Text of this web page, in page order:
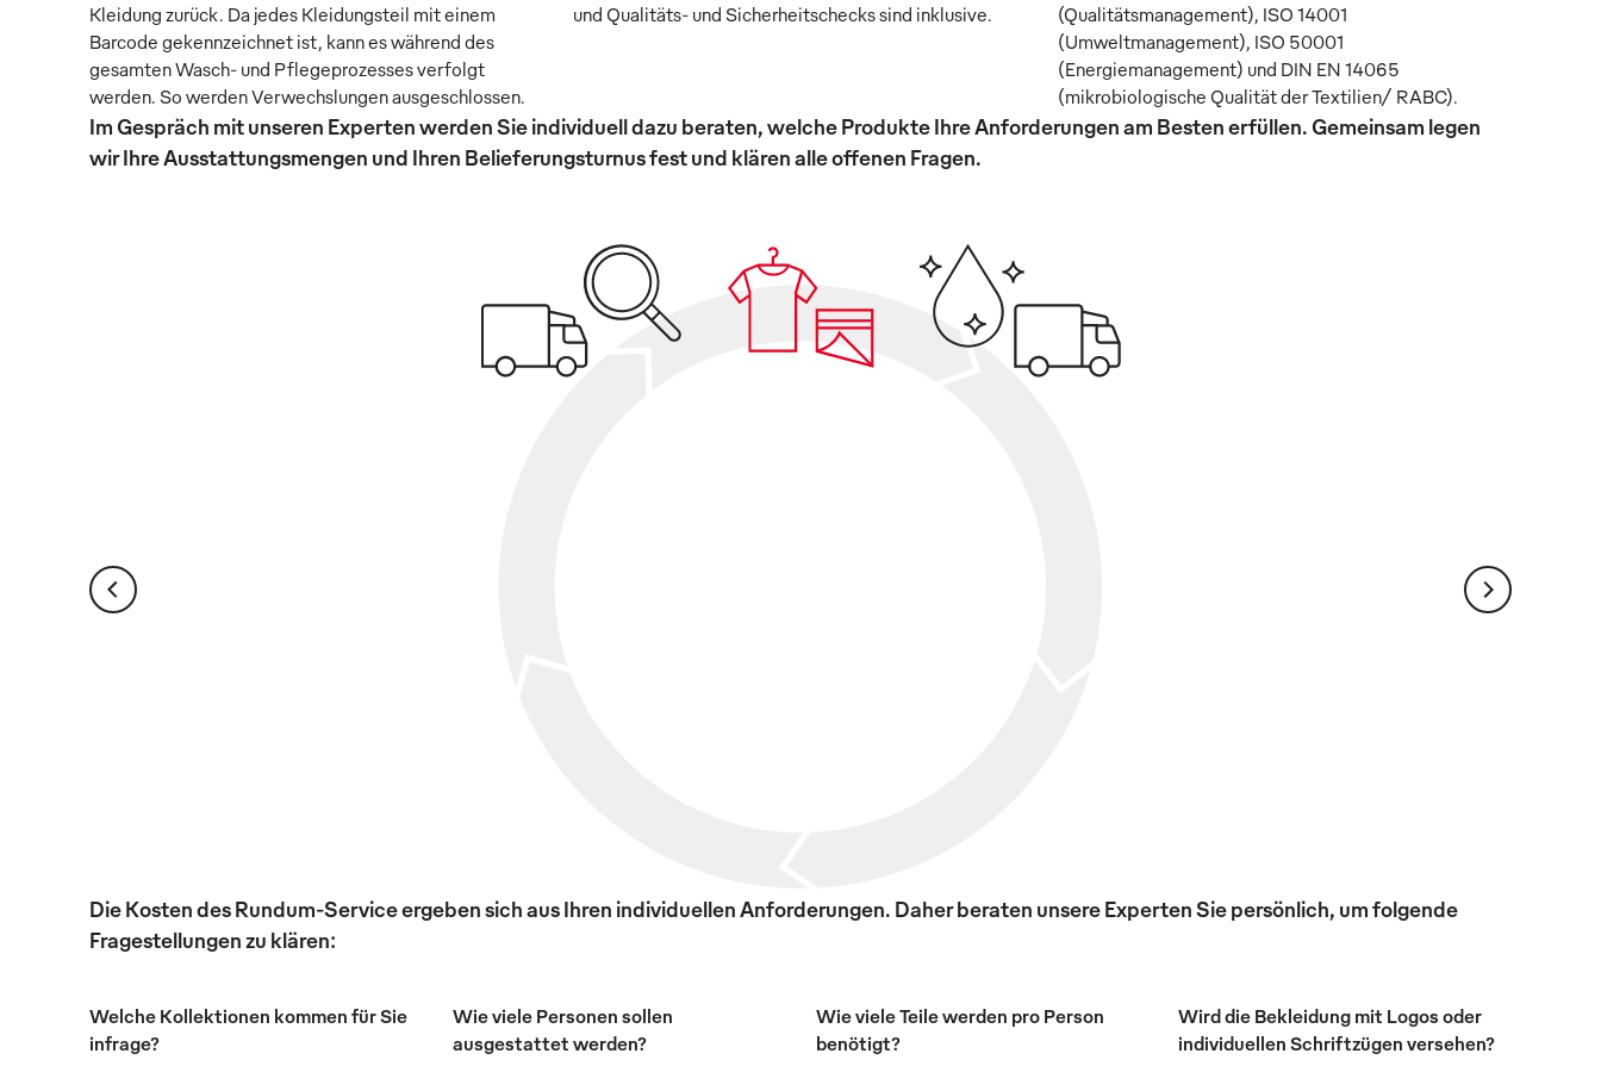
Kleidung zurück. Da jedes Kleidungsteil mit einem
Barcode gekennzeichnet ist, kann es während des
gesamten Wasch- und Pflegeprozesses verfolgt
werden. So werden Verwechslungen ausgeschlossen.
und Qualitäts- und Sicherheitschecks sind inklusive.
(Qualitätsmanagement), ISO 14001
(Umweltmanagement), ISO 50001
(Energiemanagement) und DIN EN 14065
(mikrobiologische Qualität der Textilien/ RABC).
Im Gespräch mit unseren Experten werden Sie individuell dazu beraten, welche Produkte Ihre Anforderungen am Besten erfüllen. Gemeinsam legen
wir Ihre Ausstattungsmengen und Ihren Belieferungsturnus fest und klären alle offenen Fragen.
Die Kosten des Rundum-Service ergeben sich aus Ihren individuellen Anforderungen. Daher beraten unsere Experten Sie persönlich, um folgende
Fragestellungen zu klären:
Welche Kollektionen kommen für Sie
infrage?
Wie viele Personen sollen
ausgestattet werden?
Wie viele Teile werden pro Person
benötigt?
Wird die Bekleidung mit Logos oder
individuellen Schriftzügen versehen?